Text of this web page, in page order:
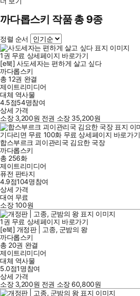
까다롭스키 작품 총 9종
정렬 순서
1권 무료 상세페이지 바로가기
[e북] 사도세자는 편하게 살고 싶다
까다롭스키
총 12권 완결
제이트리미디어
대체 역사물
4.5점54명참여
상세 가격
소장 3,200원 전권 소장 35,200원
기다리면 무료 100화 무료 상세페이지 바로가기
합스부르크 괴이관리국 김요한 국장
까다롭스키
총 256화
제이트리미디어
퓨전 판타지
4.9점104명참여
상세 가격
대여 무료
소장100원
1권 무료 상세페이지 바로가기
[e북] 개정판 | 고종, 군밤의 왕
까다롭스키
총 20권 완결
제이트리미디어
대체 역사물
5.0점1명참여
상세 가격
소장 3,200원 전권 소장 60,800원